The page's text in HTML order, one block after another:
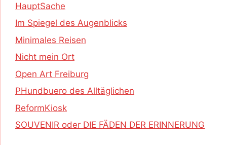
HauptSache
Im Spiegel des Augenblicks
Minimales Reisen
Nicht mein Ort
Open Art Freiburg
PHundbuero des Alltäglichen
ReformKiosk
SOUVENIR oder DIE FÄDEN DER ERINNERUNG